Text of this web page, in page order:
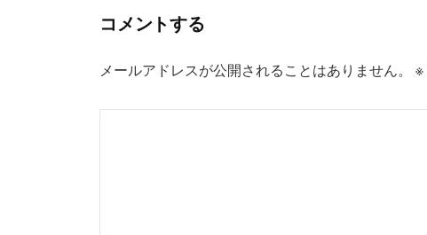
ゲ
シ
ョ
コメントする
メールアドレスが公開されることはありません。 ※